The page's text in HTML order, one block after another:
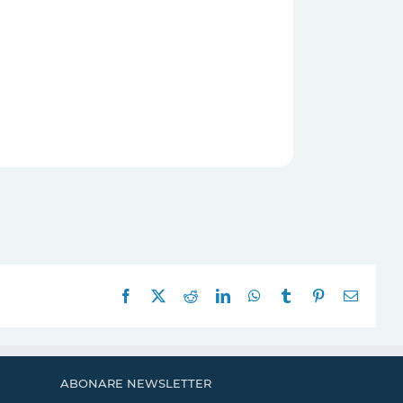
Facebook RedditLinkedInWhatsApp
Tumblr Pinterest
E-
ABONARE NEWSLETTER